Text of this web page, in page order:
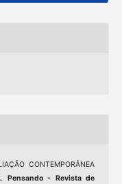
CONTEMPORÂNEA
Pensando - Revista de